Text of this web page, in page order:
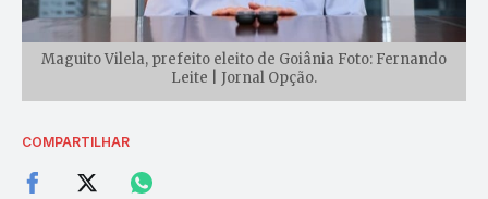
Maguito Vilela, prefeito eleito de Goiânia Foto: Fernando
Leite | Jornal Opção.
COMPARTILHAR